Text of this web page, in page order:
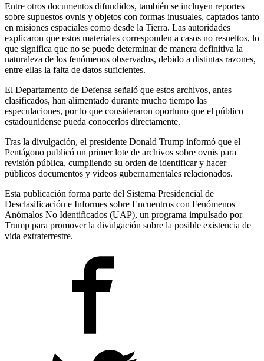
Entre otros documentos difundidos, también se incluyen reportes
sobre supuestos ovnis y objetos con formas inusuales, captados tanto
en misiones espaciales como desde la Tierra. Las autoridades
explicaron que estos materiales corresponden a casos no resueltos, lo
que significa que no se puede determinar de manera definitiva la
naturaleza de los fenómenos observados, debido a distintas razones,
entre ellas la falta de datos suficientes.
El Departamento de Defensa señaló que estos archivos, antes
clasificados, han alimentado durante mucho tiempo las
especulaciones, por lo que consideraron oportuno que el público
estadounidense pueda conocerlos directamente.
Tras la divulgación, el presidente Donald Trump informó que el
Pentágono publicó un primer lote de archivos sobre ovnis para
revisión pública, cumpliendo su orden de identificar y hacer
públicos documentos y videos gubernamentales relacionados.
Esta publicación forma parte del Sistema Presidencial de
Desclasificación e Informes sobre Encuentros con Fenómenos
Anómalos No Identificados (UAP), un programa impulsado por
Trump para promover la divulgación sobre la posible existencia de
vida extraterrestre.